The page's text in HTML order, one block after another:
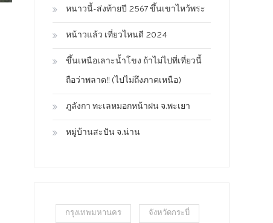
หนาวนี้-ส่งท้ายปี 2567 ขึ้นเขาไหว้พระ
หน้าวแล้ว เที่ยวไหนดี 2024
ขึ้นเหนือเลาะน้ำโขง ถ้าไม่ไปที่เที่ยวนี้
ถือว่าพลาด!! (ไปไม่ถึงภาคเหนือ)
ภูลังกา ทะเลหมอกหน้าฝน จ.พะเยา
หมู่บ้านสะปัน จ.น่าน
กรุงเทพมหานคร จังหวัดกระบี่